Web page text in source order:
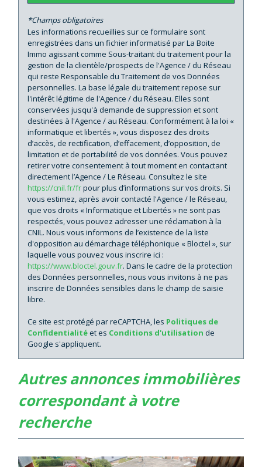
Maisons
Appartements
14,13 %
Familles avec 3 enfants
12 %
*Champs obligatoires
Les informations recueillies sur ce formulaire sont
enregistrées dans un fichier informatisé par La Boite
Immo agissant comme Sous-traitant du traitement pour la
gestion de la clientèle/prospects de l'Agence / du Réseau
qui reste Responsable du Traitement de vos Données
personnelles. La base légale du traitement repose sur
l'intérêt légitime de l'Agence / du Réseau. Elles sont
conservées jusqu'à demande de suppression et sont
destinées à l'Agence / au Réseau. Conformément à la loi «
informatique et libertés », vous disposez des droits
d’accès, de rectification, d’effacement, d’opposition, de
limitation et de portabilité de vos données. Vous pouvez
retirer votre consentement à tout moment en contactant
directement l’Agence / Le Réseau. Consultez le site
https://cnil.fr/frpour plus d’informations sur vos droits. Si
vous estimez, après avoir contacté l'Agence / le Réseau,
que vos droits « Informatique et Libertés » ne sont pas
respectés, vous pouvez adresser une réclamation à la
CNIL. Nous vous informons de l’existence de la liste
d'opposition au démarchage téléphonique « Bloctel », sur
laquelle vous pouvez vous inscrire ici :
https://www.bloctel.gouv.fr. Dans le cadre de la protection
des Données personnelles, nous vous invitons à ne pas
inscrire de Données sensibles dans le champ de saisie
libre.
Ce site est protégé par reCAPTCHA, les Politiques de
Confidentialitéet es Conditions d'utilisation de
Google s'appliquent.
autres annonces immobilières
correspondant à votre
recherche